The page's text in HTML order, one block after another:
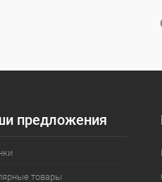
предложения
товары